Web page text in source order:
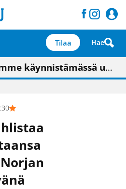
Tilaa Hae
pitäisi näkyä hieman parempana painojäljen laatuna lehdessä
kunnantalo on valoisa
uudelleen keskustavisiotyön”
elämään omavaraisemmin kuin kaupungissa"